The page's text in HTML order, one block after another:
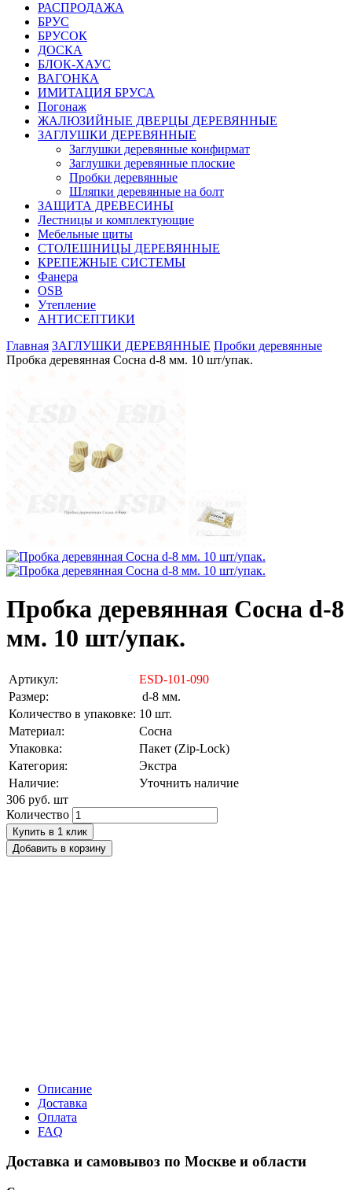
РАСПРОДАЖА
БРУС
БРУСОК
ДОСКА
БЛОК-ХАУС
ВАГОНКА
ИМИТАЦИЯ БРУСА
Погонаж
ЖАЛЮЗИЙНЫЕ ДВЕРЦЫ ДЕРЕВЯННЫЕ
ЗАГЛУШКИ ДЕРЕВЯННЫЕ
Заглушки деревянные конфирмат
Заглушки деревянные плоские
Пробки деревянные
Шляпки деревянные на болт
ЗАЩИТА ДРЕВЕСИНЫ
Лестницы и комплектующие
Мебельные щиты
СТОЛЕШНИЦЫ ДЕРЕВЯННЫЕ
КРЕПЕЖНЫЕ СИСТЕМЫ
Фанера
OSB
Утепление
АНТИСЕПТИКИ
Главная ЗАГЛУШКИ ДЕРЕВЯННЫЕ Пробки деревянные
Пробка деревянная Сосна d-8 мм. 10 шт/упак.
Пробка деревянная Сосна d-8
мм. 10 шт/упак.
Артикул:
ESD-101-090
Размер:
d-8 мм.
Количество в упаковке: 10 шт.
Материал:
Сосна
Упаковка:
Пакет (Zip-Lock)
Категория:
Экстра
Наличие:
Уточнить наличие
306 руб. шт
Количество
Купить в 1 клик
Добавить в корзину
Описание
Доставка
Оплата
FAQ
Доставка и самовывоз по Москве и области